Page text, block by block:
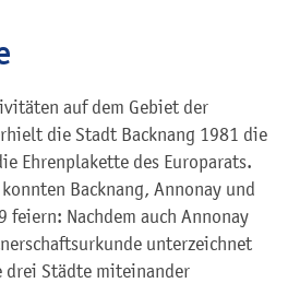
auf dem Gebiet der
die Stadt Backnang 1981 die
Ehrenplakette des Europarats.
Backnang, Annonay und
feiern: Nachdem auch Annonay
unterzeichnet
drei Städte miteinander